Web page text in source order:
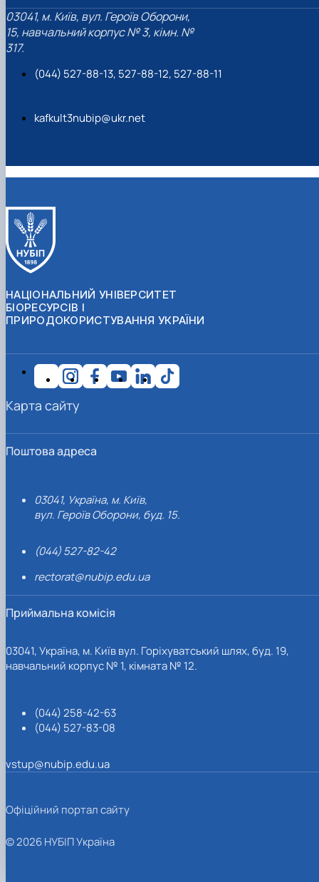
03041, м. Київ, вул. Героїв Оборони,
15, навчальний корпус № 3, кімн. №
317.
(044) 527-88-13, 527-88-12, 527-88-11
kafkult3nubip@ukr.net
НАЦІОНАЛЬНИЙ УНІВЕРСИТЕТ
БІОРЕСУРСІВ І
ПРИРОДОКОРИСТУВАННЯ УКРАЇНИ
Поштова адреса
03041, Україна, м. Київ,
вул. Героїв Оборони, буд. 15.
(044) 527-82-42
rectorat@nubip.edu.ua
Приймальна комісія
03041, Україна, м. Київ вул. Горіхуватський шлях, буд. 19,
навчальний корпус № 1, кімната № 12.
(044) 258-42-63
(044) 527-83-08
vstup@nubip.edu.ua
Карта сайту
Офіційний портал сайту
© 2026 НУБІП Україна